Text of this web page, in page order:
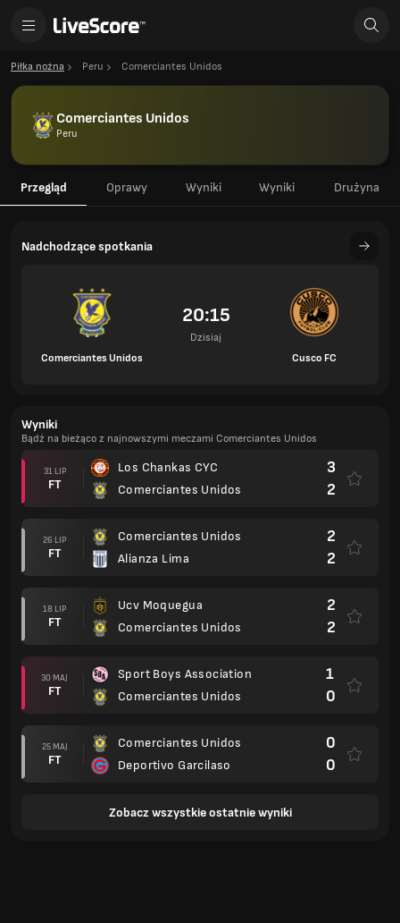
Piłka nożna Peru Comerciantes Unidos
Comerciantes Unidos
Peru
Przegląd Oprawy Wyniki Wyniki Drużyna
Nadchodzące spotkania
Comerciantes Unidos
20:15
Dzisiaj
Cusco FC
Wyniki
Bądź na bieżąco z najnowszymi meczami Comerciantes Unidos
31 LIP
FT
Los Chankas CYC
Comerciantes Unidos
3
2
26 LIP
FT
Comerciantes Unidos
Alianza Lima
2
2
18 LIP
FT
Ucv Moquegua
Comerciantes Unidos
2
2
30 MAJ
FT
Sport Boys Association
Comerciantes Unidos
1
0
25 MAJ
FT
Comerciantes Unidos
Deportivo Garcilaso
0
0
Zobacz wszystkie ostatnie wyniki